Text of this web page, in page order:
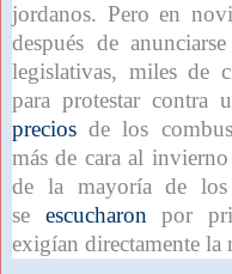
jordanos. Pero en
después de
legislativas, miles de
para protestar contra
precios de los
más de cara al
de la mayoría de
se escucharon por
exigían directamente la